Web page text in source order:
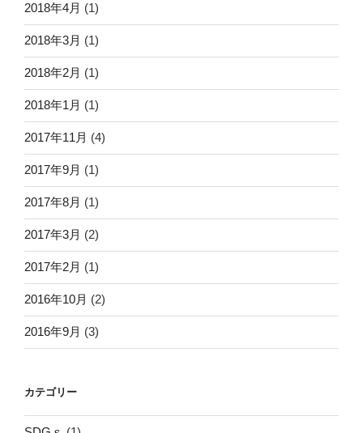
2018年4月 (1)
2018年3月 (1)
2018年2月 (1)
2018年1月 (1)
2017年11月 (4)
2017年9月 (1)
2017年8月 (1)
2017年3月 (2)
2017年2月 (1)
2016年10月 (2)
2016年9月 (3)
カテゴリー